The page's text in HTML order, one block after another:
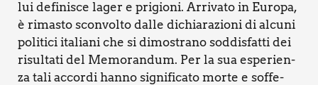
lui defi­ni­sce lager e pri­gio­ni. Arri­va­to in Euro­pa,
è rima­sto scon­vol­to dal­le dichia­ra­zio­ni di alcu­ni
poli­ti­ci ita­lia­ni che si dimo­stra­no sod­di­sfat­ti dei
risul­ta­ti del Memo­ran­dum. Per la sua espe­rien­
za tali accor­di han­no signi­fi­ca­to mor­te e sof­fe­